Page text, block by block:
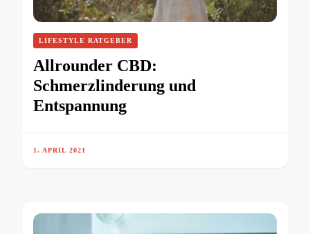
LIFESTYLE RATGEBER
Allrounder CBD:
Schmerzlinderung und
Entspannung
1. APRIL 2021